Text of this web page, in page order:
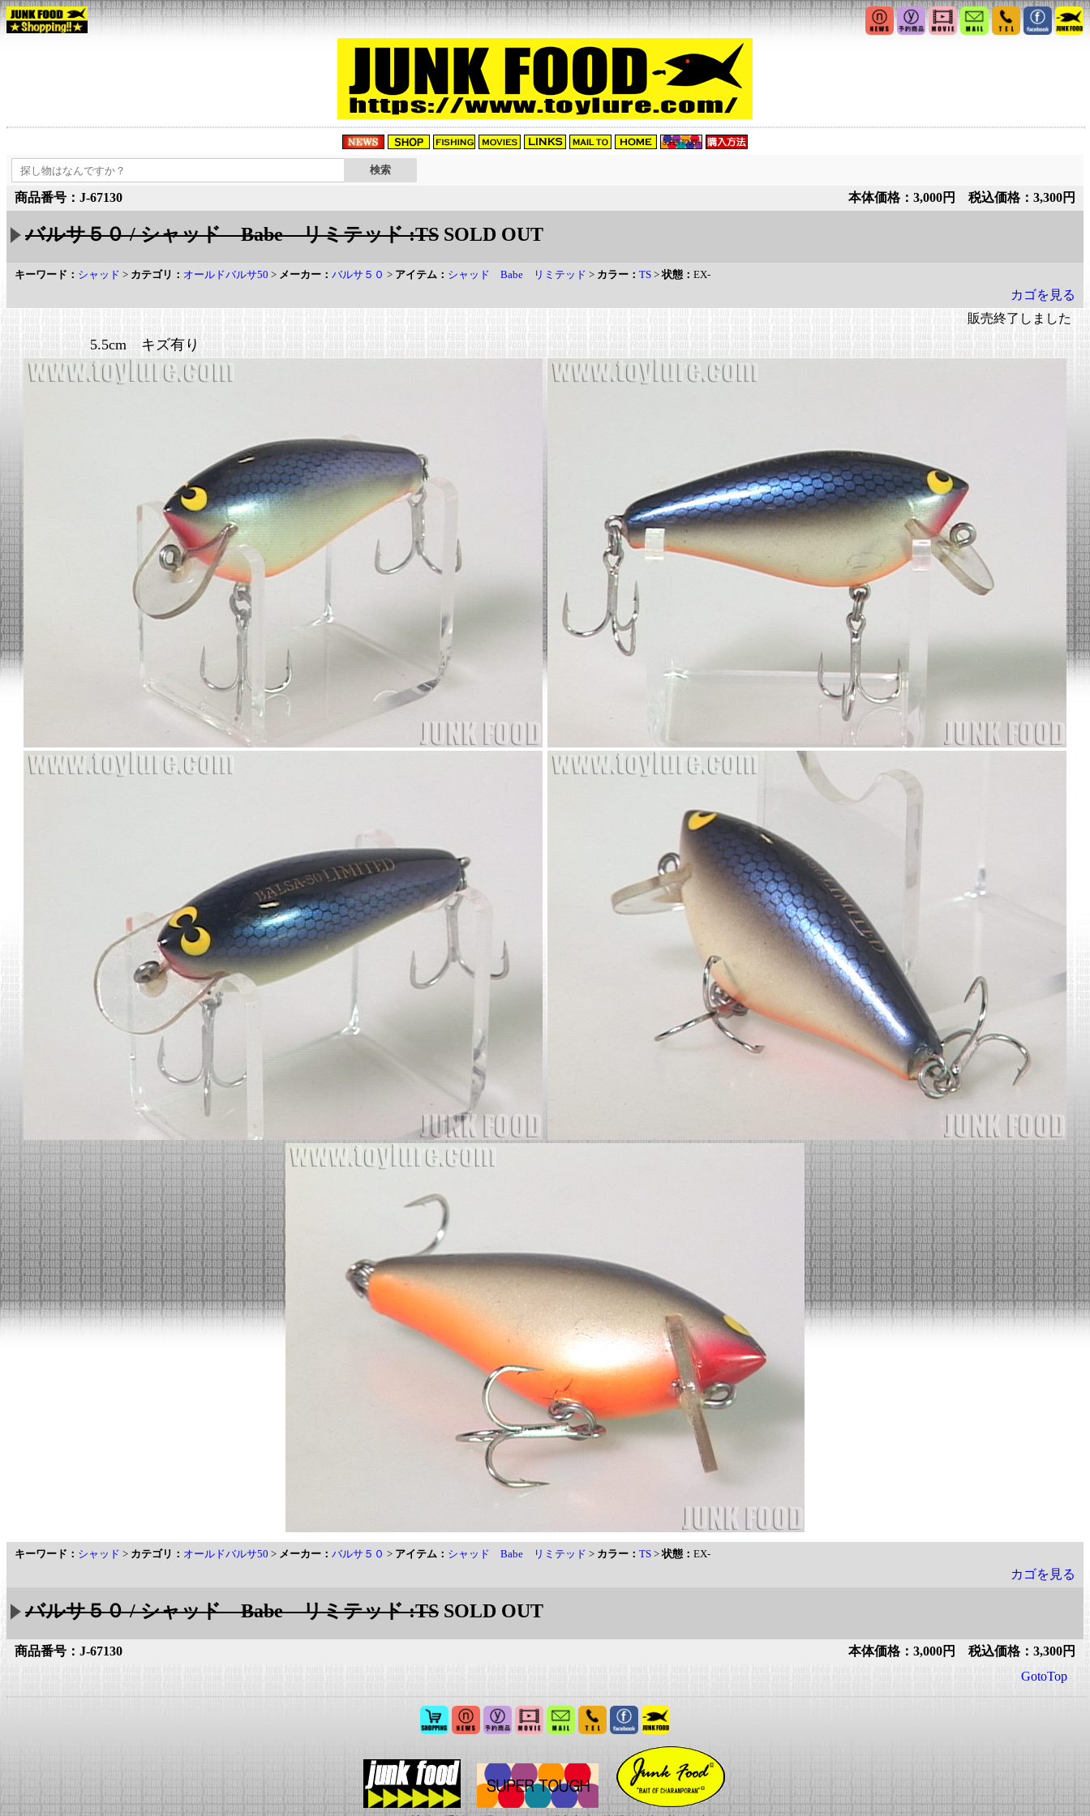
商品番号：J-67130 本体価格：3,000円 税込価格：3,300円
バルサ５０ / シャッド Babe リミテッド :TS SOLD OUT
キーワード： シャッド > カテゴリ： オールドバルサ50 > メーカー： バルサ５０ > アイテム： シャッド Babe リミテッド > カラー： TS >状態： EX-
カゴを見る
販売終了しました
5.5cm キズ有り
キーワード： シャッド > カテゴリ： オールドバルサ50 > メーカー： バルサ５０ > アイテム： シャッド Babe リミテッド > カラー： TS >状態： EX-
カゴを見る
バルサ５０ / シャッド Babe リミテッド :TS SOLD OUT
商品番号：J-67130
本体価格：3,000円 税込価格：3,300円
GotoTop